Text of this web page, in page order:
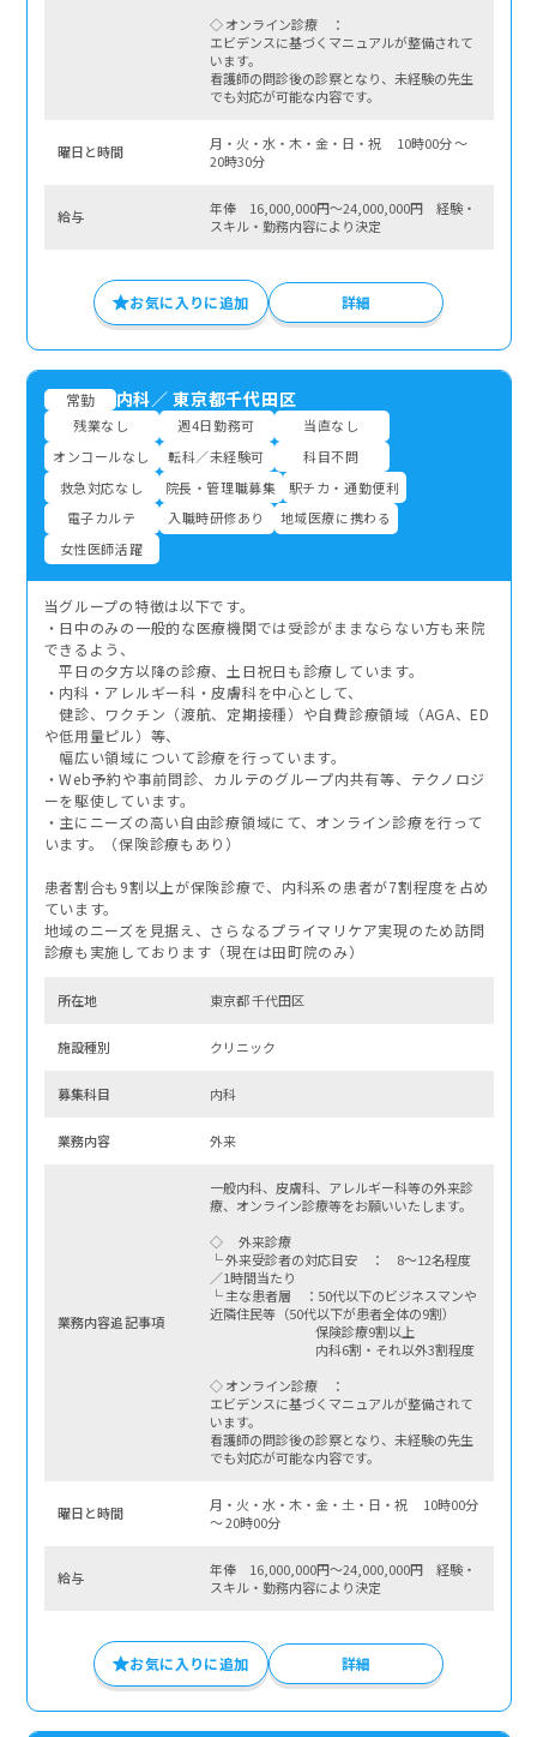
◇ オンライン診療 ：
エビデンスに基づくマニュアルが整備されて
います。
看護師の問診後の診察となり、未経験の先生
でも対応が可能な内容です。
曜⽇と時間
月・火・水・木・金・日・祝 10時00分 〜
20時30分
給与
年俸 16,000,000円～24,000,000円 経験・
スキル・勤務内容により決定
お気に入りに追加 詳細
常勤 内科／東京都千代田区
残業なし 週4日勤務可
当直なし
オンコールなし
転科／未経験可
科目不問
救急対応なし
院長・管理職募集
駅チカ・通勤便利
電子カルテ
入職時研修あり
地域医療に携わる
女性医師活躍
当グループの特徴は以下です。
・日中のみの一般的な医療機関では受診がままならない方も来院
できるよう、
平日の夕方以降の診療、土日祝日も診療しています。
・内科・アレルギー科・皮膚科を中心として、
健診、ワクチン（渡航、定期接種）や自費診療領域（AGA、ED
や低用量ピル）等、
幅広い領域について診療を行っています。
・Web予約や事前問診、カルテのグループ内共有等、テクノロジ
ーを駆使しています。
・主にニーズの高い自由診療領域にて、オンライン診療を行って
います。（保険診療もあり）
患者割合も9割以上が保険診療で、内科系の患者が7割程度を占め
ています。
地域のニーズを見据え、さらなるプライマリケア実現のため訪問
診療も実施しております（現在は田町院のみ）
所在地 東京都 千代田区
施設種別 クリニック
募集科⽬ 内科
業務内容 外来
業務内容追記事項
一般内科、皮膚科、アレルギー科等の外来診
療、オンライン診療等をお願いいたします。
◇ 外来診療
└ 外来受診者の対応目安 ： 8～12名程度
／1時間当たり
└ 主な患者層 ：50代以下のビジネスマンや
近隣住民等（50代以下が患者全体の9割）
保険診療9割以上
内科6割・それ以外3割程度
◇ オンライン診療 ：
エビデンスに基づくマニュアルが整備されて
います。
看護師の問診後の診察となり、未経験の先生
でも対応が可能な内容です。
曜⽇と時間
月・火・水・木・金・土・日・祝 10時00分
〜 20時00分
給与
年俸 16,000,000円～24,000,000円 経験・
スキル・勤務内容により決定
お気に入りに追加 詳細